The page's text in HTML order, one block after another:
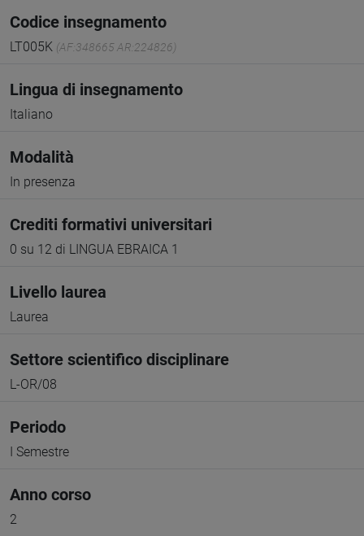
Codice insegnamento
LT005K (AF:348665 AR:224826)
Lingua di insegnamento
Italiano
Modalità
In presenza
Crediti formativi universitari
0 su 12 di LINGUA EBRAICA 1
Livello laurea
Laurea
Settore scientifico disciplinare
L-OR/08
Periodo
I Semestre
Anno corso
2